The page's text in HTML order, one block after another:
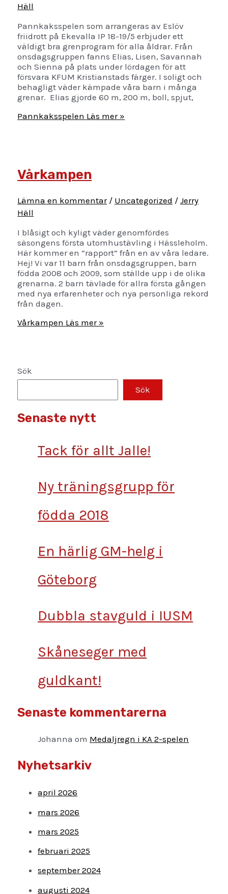
Häll
Pannkaksspelen som arrangeras av Eslöv
friidrott på Ekevalla IP 18-19/5 erbjuder ett
väldigt bra grenprogram för alla åldrar. Från
onsdagsgruppen fanns Elias, Lisen, Savannah
och Sienna på plats under lördagen för att
försvara KFUM Kristianstads färger. I soligt och
behagligt väder kämpade våra barn i många
grenar. Elias gjorde 60 m, 200 m, boll, spjut,
Pannkaksspelen Läs mer »
Vårkampen
Lämna en kommentar / Uncategorized /Jerry
Häll
I blåsigt och kyligt väder genomfördes
säsongens första utomhustävling i Hässleholm.
Här kommer en ”rapport” från en av våra ledare.
Hej! Vi var 11 barn från onsdagsgruppen, barn
födda 2008 och 2009, som ställde upp i de olika
grenarna. 2 barn tävlade för allra första gången
med nya erfarenheter och nya personliga rekord
från dagen.
Vårkampen Läs mer »
Sök
Sök
Senaste nytt
Tack för allt Jalle!
Ny träningsgrupp för
födda 2018
En härlig GM-helg i
Göteborg
Dubbla stavguld i IUSM
Skåneseger med
guldkant!
Senaste kommentarerna
Johanna om Medaljregn i KA 2-spelen
Nyhetsarkiv
april 2026
mars 2026
mars 2025
februari 2025
september 2024
augusti 2024